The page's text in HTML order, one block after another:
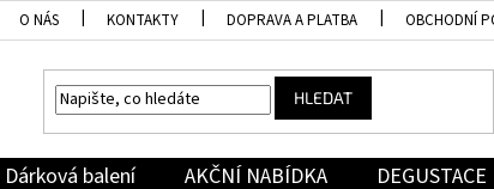
O NÁS KONTAKTY DOPRAVA A PLATBA OBCHODNÍ
HLEDAT
Dárková balení AKČNÍ NABÍDKA DEGUSTACE